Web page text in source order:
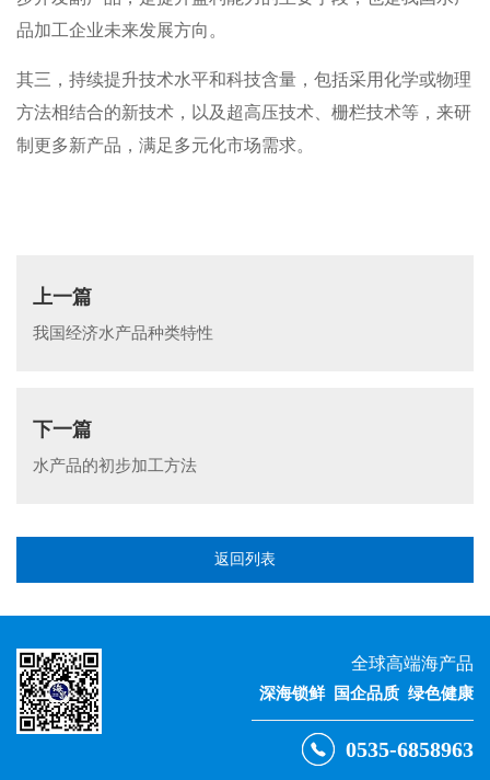
品加工企业未来发展方向。
其三，持续提升技术水平和科技含量，包括采用化学或物理
方法相结合的新技术，以及超高压技术、栅栏技术等，来研
制更多新产品，满足多元化市场需求。
上一篇
我国经济水产品种类特性
下一篇
水产品的初步加工方法
返回列表
全球高端海产品
深海锁鲜 国企品质 绿色健康
0535-6858963